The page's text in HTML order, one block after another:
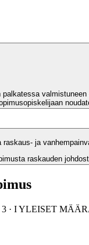
ja
raskauden
3 · I YLEISET